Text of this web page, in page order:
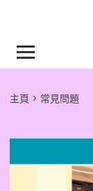
主頁 常見問題